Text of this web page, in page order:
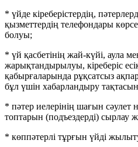
* үйде кіреберістердің,
қызметтердің телефондары
болуы;
* үй қасбетінің жай-күйі, аула
жарықтандырылуы, кіреберіс
қабырғаларында рұқсатсыз
бұл үшін хабарландыру
* пәтер иелерінің шағын сәулет
топтарын (подъездерді)
* көппәтерлі тұрғын үйді